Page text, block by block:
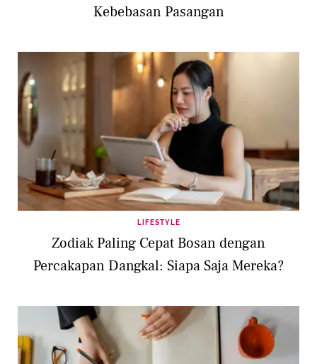
Kebebasan Pasangan
LIFESTYLE
Zodiak Paling Cepat Bosan dengan
Percakapan Dangkal: Siapa Saja Mereka?